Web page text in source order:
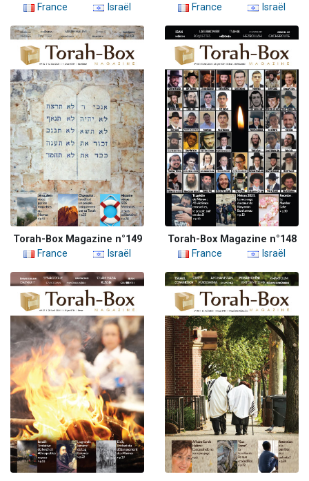
France
Israël
France
Israël
Torah-Box Magazine n°149
France
Israël
Torah-Box Magazine n°148
France
Israël